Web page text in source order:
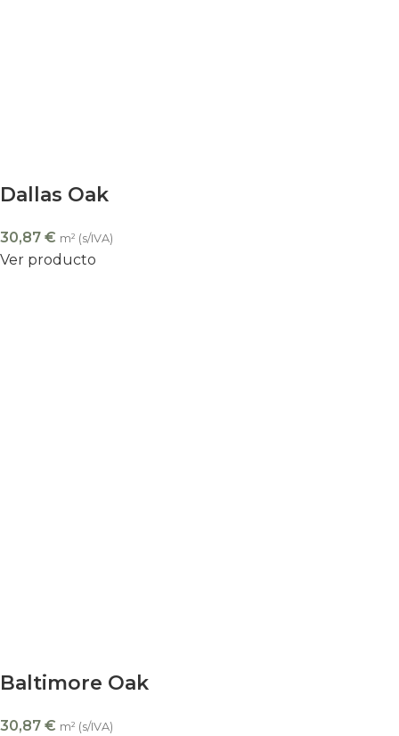
Dallas Oak
30,87 € m² (s/IVA)
Ver producto
Baltimore Oak
30,87 € m² (s/IVA)